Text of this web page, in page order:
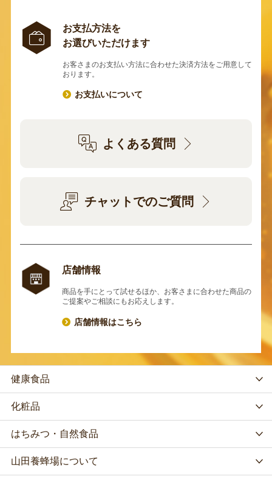
お支払方法を
お選びいただけます
お客さまのお支払い方法に合わせた決済方法をご用意して
おります。
お支払いについて
よくある質問
チャットでのご質問
店舗情報
商品を手にとって試せるほか、お客さまに合わせた商品の
ご提案やご相談にもお応えします。
店舗情報はこちら
健康食品
化粧品
はちみつ・自然食品
山田養蜂場について